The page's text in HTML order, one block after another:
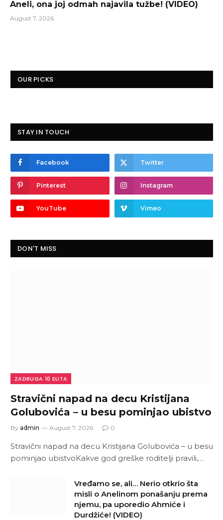
Aneli, ona joj odmah najavila tužbe! (VIDEO)
August 7, 2026
OUR PICKS
STAY IN TOUCH
Facebook Twitter
Pinterest Instagram
YouTube Vimeo
DON'T MISS
ZADRUGA 10 ELITA
Stravični napad na decu Kristijana
Golubovića – u besu pominjao ubistvo
By admin August 7, 2026 0
Stravični napad na decu Kristijana Golubovića – u besu
pominjao ubistvoKakve god greške roditelji pravili,…
Vređamo se, ali… Nerio otkrio šta
misli o Anelinom ponašanju prema
njemu, pa uporedio Ahmiće i
Durdžiće! (VIDEO)